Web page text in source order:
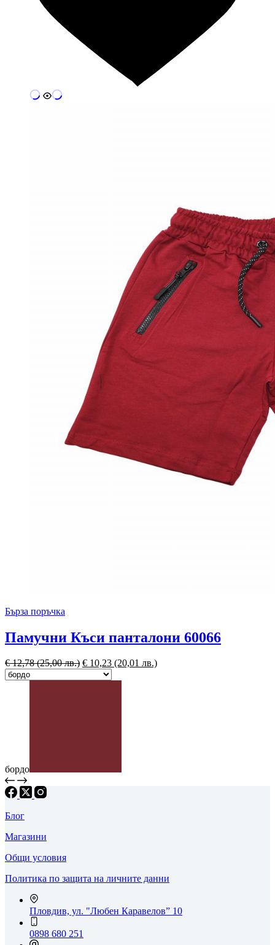
Бърза поръчка
Памучни Къси панталони 60066
€12,78(25,00 лв.) € 10,23 (20,01 лв.)
бордо
Блог
Магазини
Общи условия
Политика по защита на личните данни
Пловдив, ул. "Любен Каравелов” 10
0898 680 251